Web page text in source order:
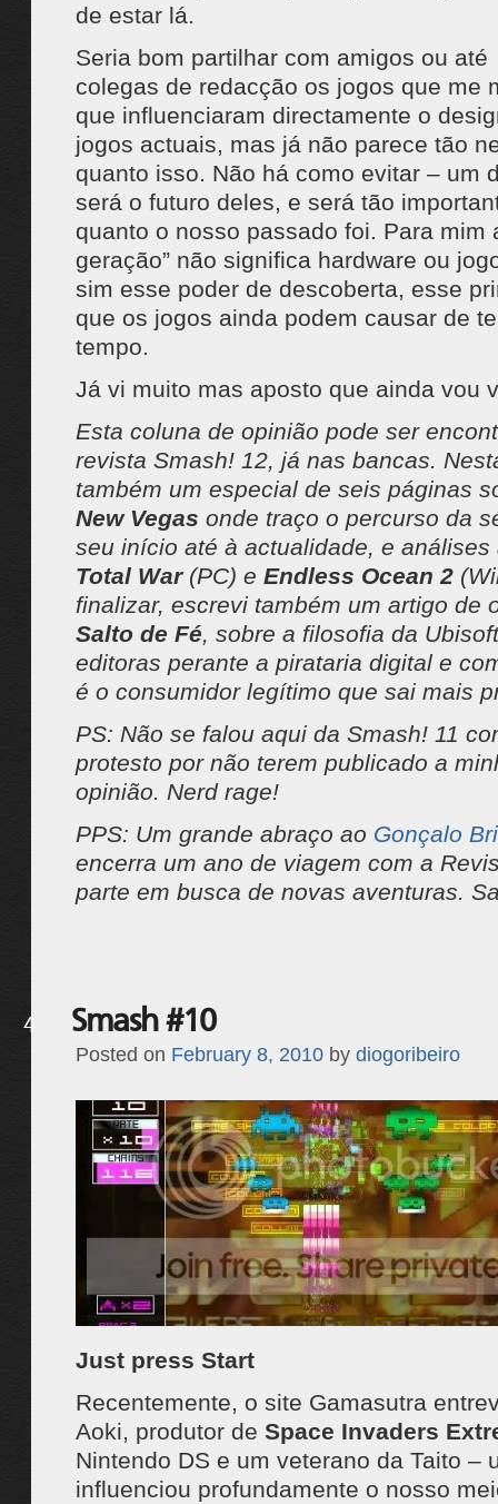
de estar lá.
Seria bom partilhar com amigos ou
colegas de redacção os jogos que me
que influenciaram directamente o
jogos actuais, mas já não parece tão
quanto isso. Não há como evitar – um
será o futuro deles, e será tão
quanto o nosso passado foi. Para mim
geração” não significa hardware ou
sim esse poder de descoberta, esse
que os jogos ainda podem causar de
tempo.
Já vi muito mas aposto que ainda vou
Esta coluna de opinião pode ser
revista Smash! 12, já nas bancas.
também um especial de seis páginas
New Vegas onde traço o percurso da
seu início até à actualidade, e
Total War(PC) e Endless Ocean 2
finalizar, escrevi também um artigo de
Salto de Fé, sobre a filosofia da
editoras perante a pirataria digital e
é o consumidor legítimo que sai mais
PS: Não se falou aqui da Smash! 11
protesto por não terem publicado a
opinião. Nerd rage!
PPS: Um grande abraço ao Gonçalo
encerra um ano de viagem com a
parte em busca de novas aventuras.
4 Smash #10
Posted on February 8, 2010 by diogoribeiro
Just press Start
Recentemente, o site Gamasutra
Aoki, produtor de Space Invaders
Nintendo DS e um veterano da Taito –
influenciou profundamente o nosso